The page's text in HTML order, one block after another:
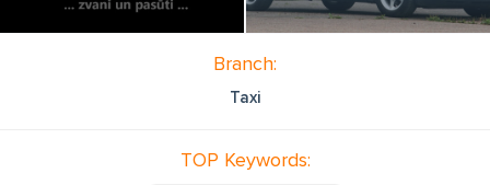
Branch:
Taxi
TOP Keywords: